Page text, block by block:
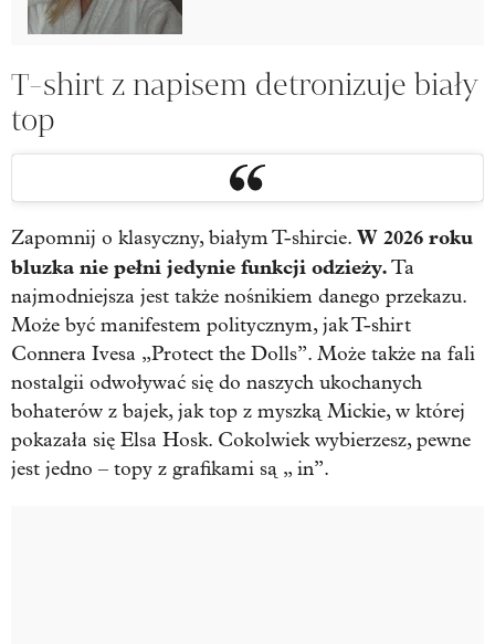
T-shirt z napisem detronizuje biały
top
Zapomnij o klasyczny, białym T-shircie. W 2026 roku
bluzka nie pełni jedynie funkcji odzieży.Ta
najmodniejsza jest także nośnikiem danego przekazu.
Może być manifestem politycznym, jak T-shirt
Connera Ivesa „Protect the Dolls”. Może także na fali
nostalgii odwoływać się do naszych ukochanych
bohaterów z bajek, jak top z myszką Mickie, w której
pokazała się Elsa Hosk. Cokolwiek wybierzesz, pewne
jest jedno – topy z grafikami są „ in”.